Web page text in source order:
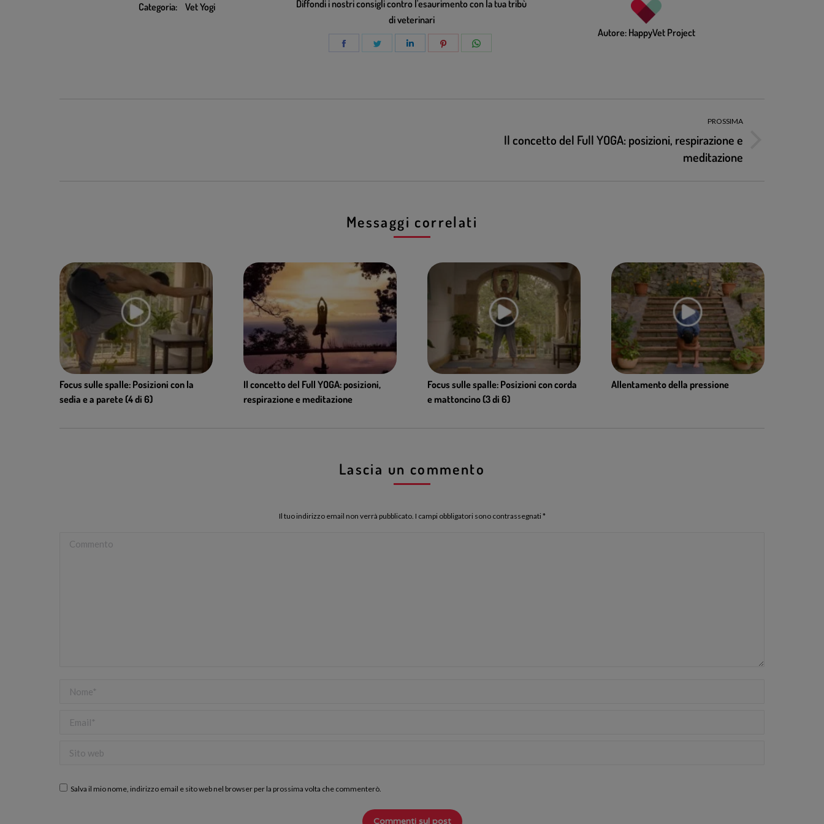
Categoria: Vet Yogi
Diffondi i nostri consigli contro l'esaurimento con la tua tribù
di veterinari
Autore:HappyVet Project
PROSSIMA
Il concetto del Full YOGA: posizioni, respirazione e
meditazione
Messaggi correlati
Focus sulle spalle: Posizioni con la
sedia e a parete (4 di 6)
Il concetto del Full YOGA: posizioni,
respirazione e meditazione
Focus sulle spalle: Posizioni con corda
e mattoncino (3 di 6)
Allentamento della pressione
Lascia un commento
Il tuo indirizzo email non verrà pubblicato. I campi obbligatori sono contrassegnati *
Commento
Nome *
Email *
Sito web
Salva il mio nome, indirizzo email e sito web nel browser per la prossima volta che commenterò.
Commenti sul post